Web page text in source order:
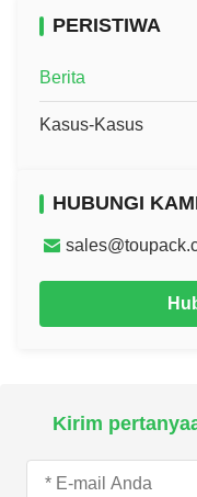
PERISTIWA
Berita
Kasus-Kasus
HUBUNGI
Kirim